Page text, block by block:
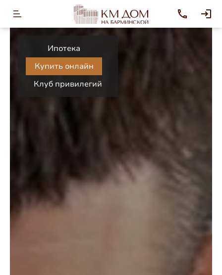
Ипотека
Купить онлайн
Клуб привилегий